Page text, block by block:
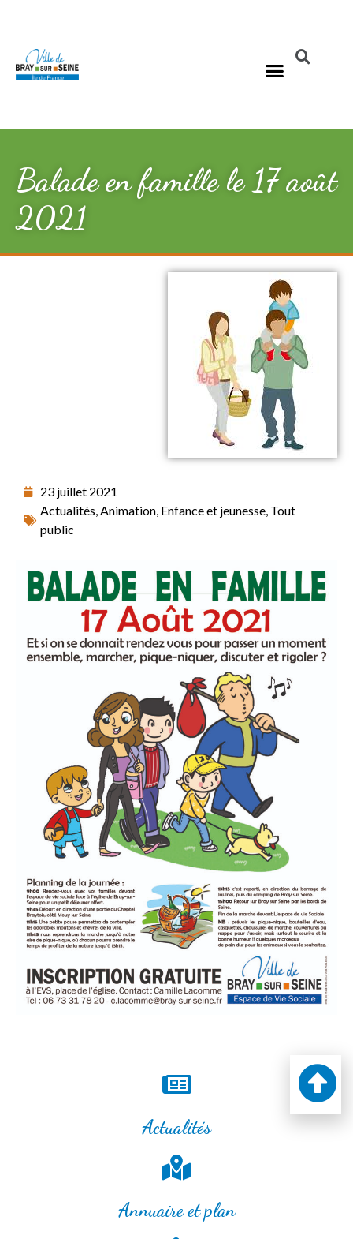
Balade en famille le 17 août
2021
23 juillet 2021
Actualités,Animation, Enfance et jeunesse, Tout
public
Actualités
Annuaire et plan